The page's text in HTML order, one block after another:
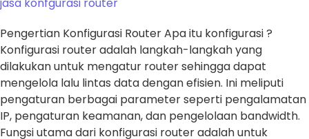
jasa konfgurasi router
Pengertian Konfigurasi Router Apa itu konfigurasi ?
Konfigurasi router adalah langkah-langkah yang
dilakukan untuk mengatur router sehingga dapat
mengelola lalu lintas data dengan efisien. Ini meliputi
pengaturan berbagai parameter seperti pengalamatan
IP, pengaturan keamanan, dan pengelolaan bandwidth.
Fungsi utama dari konfigurasi router adalah untuk